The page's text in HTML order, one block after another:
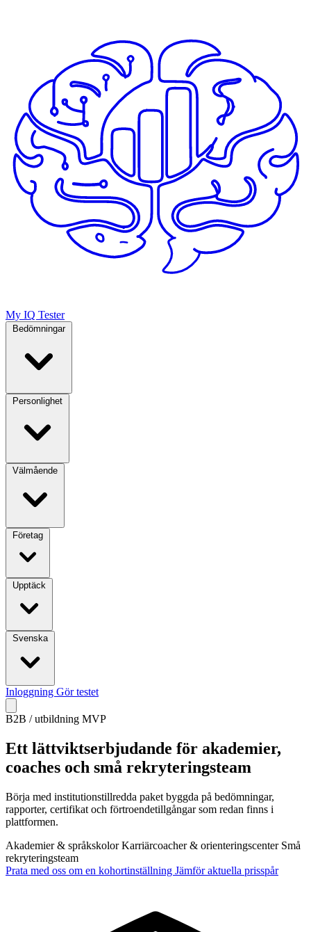
My IQ Tester
Bedömningar
Personlighet
Välmående
Företag
Upptäck
Svenska
Inloggning Gör testet
B2B / utbildning MVP
Ett lättviktserbjudande för akademier,
coaches och små rekryteringsteam
Börja med institutionstillredda paket byggda på bedömningar,
rapporter, certifikat och förtroendetillgångar som redan finns i
plattformen.
Akademier & språkskolorKarriärcoacher & orienteringscenter Små
rekryteringsteam
Prata med oss om en kohortinställning Jämför aktuella prisspår